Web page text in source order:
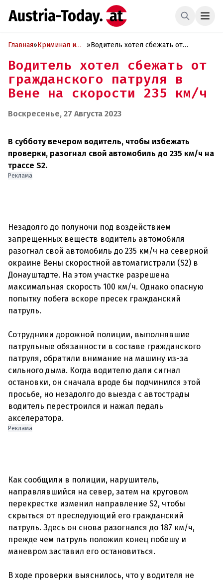
Главная»Криминал и
»Водитель хотел сбежать от
скорости 235 км/ч
Водитель хотел сбежать от
гражданского патруля в
Вене на скорости 235 км/ч
Воскресенье, 27 Августа 2023
В субботу вечером водитель, чтобы избежать
проверки, разогнал свой автомобиль до 235 км/ч на
трассе S2.
Реклама
Незадолго до полуночи под воздействием
запрещенных веществ водитель автомобиля
разогнал свой автомобиль до 235 км/ч на северной
окраине Вены скоростной автомагистрали (S2) в
Донауштадте. На этом участке разрешена
максимальная скорость 100 км/ч. Однако опасную
попытку побега вскоре пресек гражданский
патруль.
Сотрудники дорожной полиции, выполнявшие
патрульные обязанности в составе гражданского
патруля, обратили внимание на машину из-за
сильного дыма. Когда водителю дали сигнал
остановки, он сначала вроде бы подчинился этой
просьбе, но незадолго до выезда с автострады
водитель перестроился и нажал педаль
Реклама
Как сообщили в полиции, нарушитель,
направлявшийся на север, затем на круговом
перекрестке изменил направление S2, чтобы
скрыться от преследующий его гражданский
патруль. Здесь он снова разогнался до 187 км/ч,
прежде чем патруль положил конец побешу и
маневром заставил его остановиться.
В ходе проверки выяснилось, что у водителя не